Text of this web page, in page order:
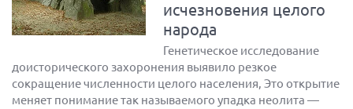
исчезновения целого
народа
Генетическое исследование
доисторического захоронения выявило резкое
сокращение численности целого населения, Это открытие
меняет понимание так называемого упадка неолита —